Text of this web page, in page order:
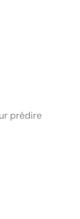
prédire